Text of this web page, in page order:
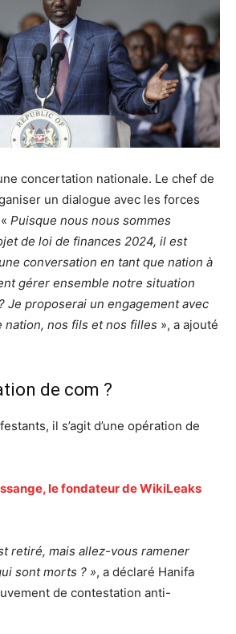
concertation nationale. Le chef de
un dialogue avec les forces
Puisque nous nous sommes
de loi de finances 2024, il est
conversation en tant que nation à
gérer ensemble notre situation
Je proposerai un engagement avec
nation, nos fils et nos filles », a ajouté
de com ?
il s’agit d’une opération de
le fondateur de WikiLeaks
retiré, mais allez-vous ramener
sont morts ? », a déclaré Hanifa
de contestation anti-